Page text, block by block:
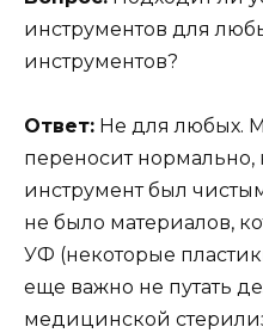
инструментов для
инструментов?
Ответ: Не для любых.
переносит нормально,
инструмент был
не было материалов,
УФ (некоторые
еще важно не путать
медицинской